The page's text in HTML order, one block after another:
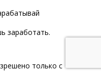
заработать.
только с